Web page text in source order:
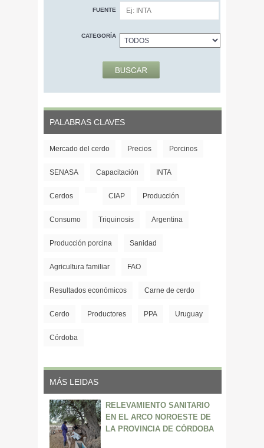
FUENTE
CATEGORÍA
PALABRAS CLAVES
Mercado del cerdo Precios Porcinos
SENASA Capacitación INTA
Cerdos CIAP Producción
Consumo Triquinosis Argentina
Producción porcina Sanidad
Agricultura familiar FAO
Resultados económicos Carne de cerdo
Cerdo Productores PPA Uruguay
Córdoba
MÁS LEIDAS
RELEVAMIENTO SANITARIO
EN EL ARCO NOROESTE DE
LA PROVINCIA DE CÓRDOBA